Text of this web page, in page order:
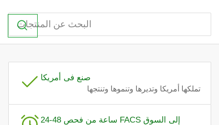
البحث
عن
المنتجات
صنع فى أمريكا
تملكها أمريكا وتديرها وتنموها وتنتجها
24-48 ساعة من فحص FACS إلى السوق